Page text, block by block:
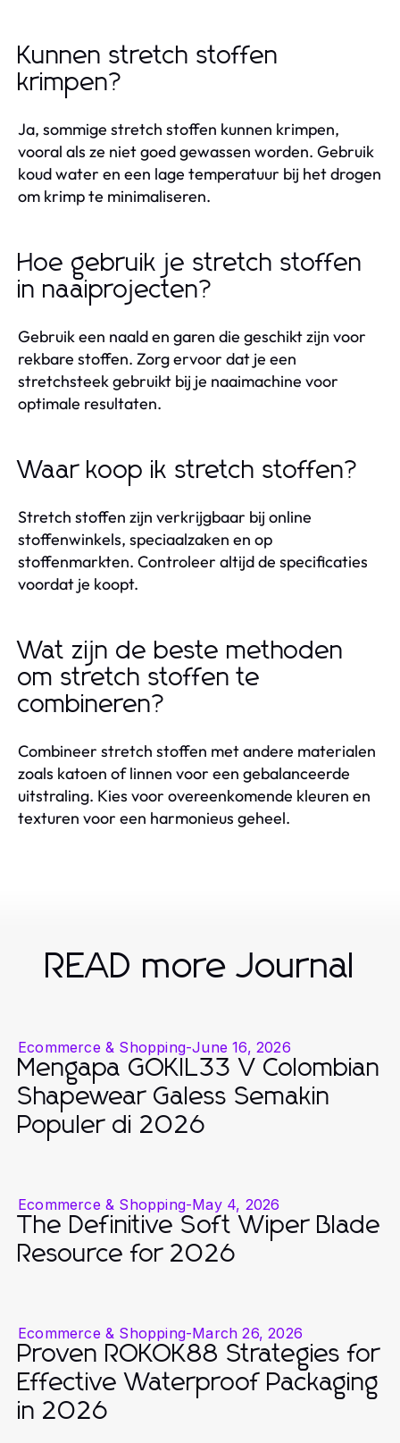
Kunnen stretch stoffen
krimpen?
Ja, sommige stretch stoffen kunnen krimpen,
vooral als ze niet goed gewassen worden. Gebruik
koud water en een lage temperatuur bij het drogen
om krimp te minimaliseren.
Hoe gebruik je stretch stoffen
in naaiprojecten?
Gebruik een naald en garen die geschikt zijn voor
rekbare stoffen. Zorg ervoor dat je een
stretchsteek gebruikt bij je naaimachine voor
optimale resultaten.
Waar koop ik stretch stoffen?
Stretch stoffen zijn verkrijgbaar bij online
stoffenwinkels, speciaalzaken en op
stoffenmarkten. Controleer altijd de specificaties
voordat je koopt.
Wat zijn de beste methoden
om stretch stoffen te
combineren?
Combineer stretch stoffen met andere materialen
zoals katoen of linnen voor een gebalanceerde
uitstraling. Kies voor overeenkomende kleuren en
texturen voor een harmonieus geheel.
READ more Journal
Ecommerce & Shopping-June 16, 2026
Mengapa GOKIL33 V Colombian
Shapewear Galess Semakin
Populer di 2026
Ecommerce & Shopping-May 4, 2026
The Definitive Soft Wiper Blade
Resource for 2026
Ecommerce & Shopping-March 26, 2026
Proven ROKOK88 Strategies for
Effective Waterproof Packaging
in 2026